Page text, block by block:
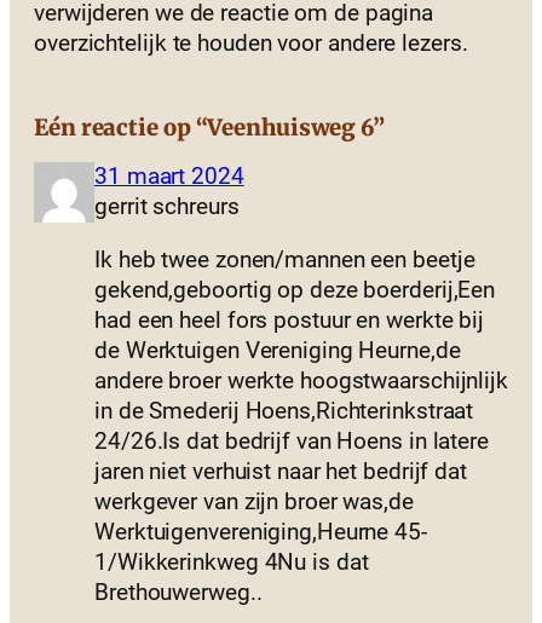
verwijderen we de reactie om de pagina
overzichtelijk te houden voor andere lezers.
Eén reactie op “Veenhuisweg 6”
31 maart 2024
gerrit schreurs
Ik heb twee zonen/mannen een beetje
gekend,geboortig op deze boerderij,Een
had een heel fors postuur en werkte bij
de Werktuigen Vereniging Heurne,de
andere broer werkte hoogstwaarschijnlijk
in de Smederij Hoens,Richterinkstraat
24/26.Is dat bedrijf van Hoens in latere
jaren niet verhuist naar het bedrijf dat
werkgever van zijn broer was,de
Werktuigenvereniging,Heurne 45-
1/Wikkerinkweg 4Nu is dat
Brethouwerweg..